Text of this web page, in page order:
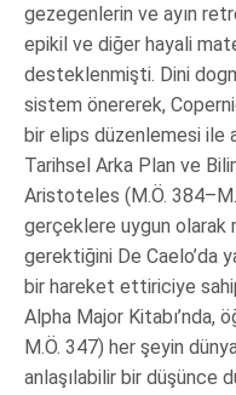
gezegenlerin ve ayın
epikil ve diğer hayali
desteklenmişti. Dini
sistem önererek,
bir elips düzenlemesi ile
Tarihsel Arka Plan ve
Aristoteles (M.Ö.
gerçeklere uygun olarak
gerektiğini De Caelo’da
bir hareket ettiriciye
Alpha Major Kitabı’nda,
M.Ö. 347) her şeyin
anlaşılabilir bir düşünce